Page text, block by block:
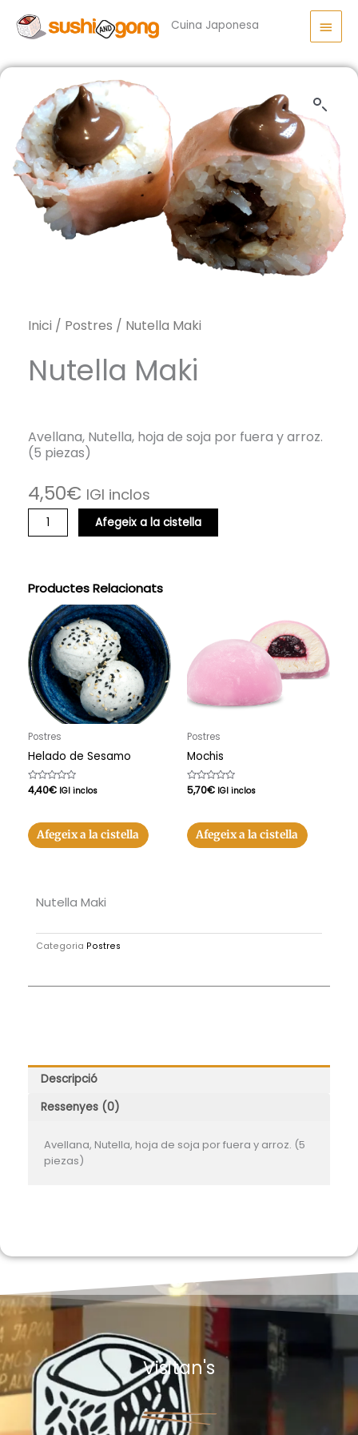
contingut
Cuina Japonesa
Inici / Postres / Nutella Maki
Nutella Maki
Avellana, Nutella, hoja de soja por fuera y arroz.
(5 piezas)
4,50€ IGI inclos
quantitat
de
Afegeix a la cistella
Productes Relacionats
Postres
Helado de Sesamo
Puntuat
amb
4,40€ IGI inclos
Afegeix a la cistella
Postres
Mochis
Puntuat
amb
5,70€ IGI inclos
Afegeix a la cistella
Nutella Maki
Categoria Postres
Descripció
Ressenyes (0)
Avellana, Nutella, hoja de soja por fuera y arroz. (5
piezas)
Visitan's